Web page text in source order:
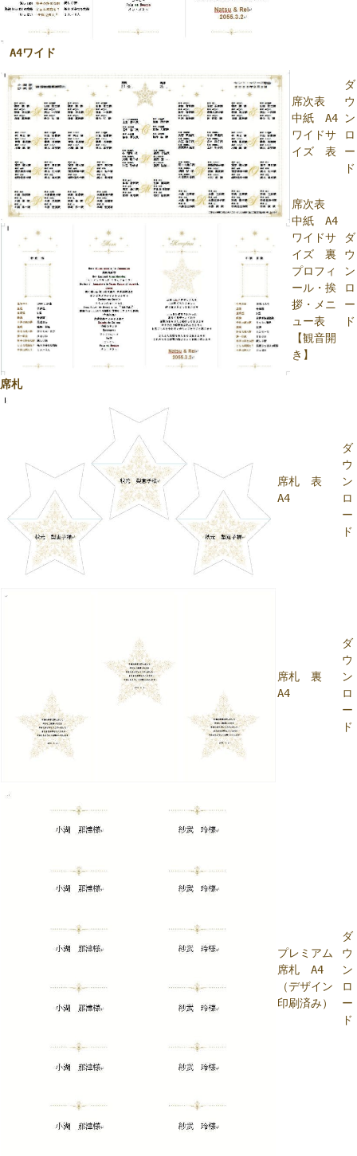
A4ワイド
席次表
中紙 A4
ワイドサ
イズ 表
ダ
ウ
ン
ロ
ー
ド
席次表
中紙 A4
ワイドサ
イズ 裏
プロフィ
ール・挨
拶・メニ
ュー表
【観音開
き】
ダ
ウ
ン
ロ
ー
ド
席札
席札 表
A4
ダ
ウ
ン
ロ
ー
ド
席札 裏
A4
ダ
ウ
ン
ロ
ー
ド
プレミアム
席札 A4
（デザイン
印刷済み）
ダ
ウ
ン
ロ
ー
ド